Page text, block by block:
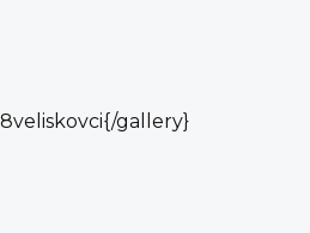
gallery}